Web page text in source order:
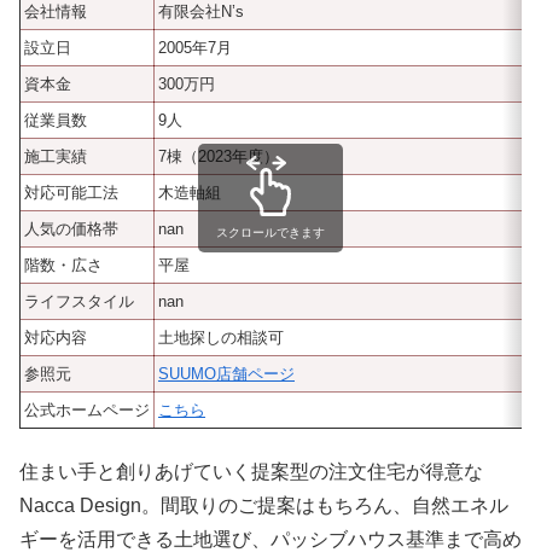
会社情報
有限会社N’s
設立日
2005年7月
資本金
300万円
従業員数
9人
施工実績
7棟（2023年度）
対応可能工法
木造軸組
人気の価格帯
nan
階数・広さ
平屋
ライフスタイル
nan
対応内容
土地探しの相談可
参照元
SUUMO店舗ページ
公式ホームページ
こちら
スクロールできます
住まい手と創りあげていく提案型の注文住宅が得意な
Nacca Design。間取りのご提案はもちろん、自然エネル
ギーを活用できる土地選び、パッシブハウス基準まで高め